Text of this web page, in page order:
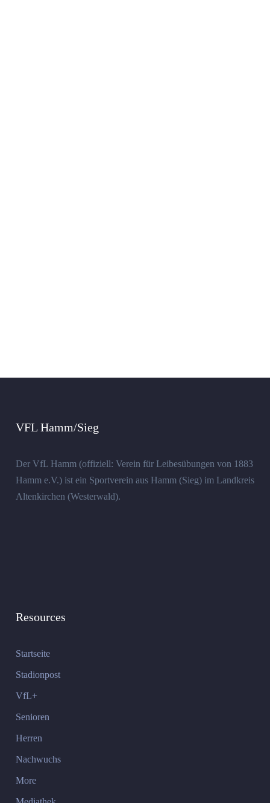
VFL Hamm/Sieg
Der VfL Hamm (offiziell: Verein für Leibesübungen von 1883
Hamm e.V.) ist ein Sportverein aus Hamm (Sieg) im Landkreis
Altenkirchen (Westerwald).
Resources
Startseite
Stadionpost
VfL+
Senioren
Herren
Nachwuchs
More